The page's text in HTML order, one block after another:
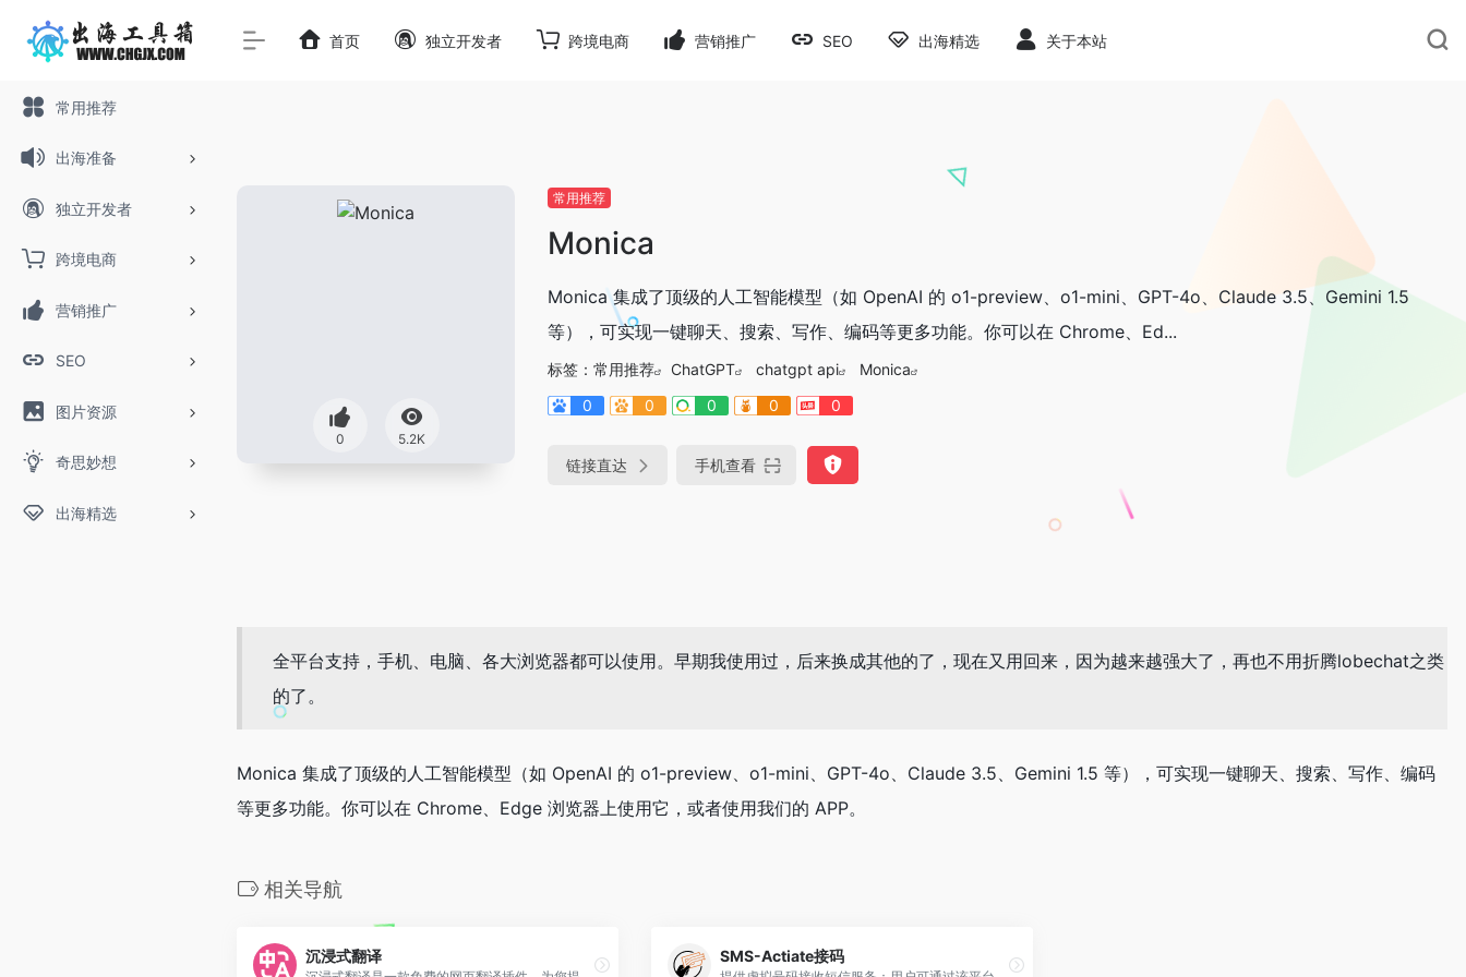
常用推荐
出海准备
独立开发者
跨境电商
营销推广
SEO
图片资源
奇思妙想
出海精选
首页 独立开发者 跨境电商 营销推广 SEO 出海精选 关于本站
0 5.2K
常用推荐
Monica
Monica 集成了顶级的人工智能模型（如 OpenAI 的 o1-preview、o1-mini、GPT-4o、Claude 3.5、Gemini 1.5
等），可实现一键聊天、搜索、写作、编码等更多功能。你可以在 Chrome、Ed...
标签： 常用推荐 ChatGPT chatgpt api
Monica
0
0 0 0 0
链接直达 手机查看
全平台支持，手机、电脑、各大浏览器都可以使用。早期我使用过，后来换成其他的了，现在又用回来，因为越来越强大了，再也不用折腾lobechat之类
的了。
Monica 集成了顶级的人工智能模型（如 OpenAI 的 o1-preview、o1-mini、GPT-4o、Claude 3.5、Gemini 1.5 等），可实现一键聊天、搜索、写作、编码
等更多功能。你可以在 Chrome、Edge 浏览器上使用它，或者使用我们的 APP。
相关导航
沉浸式翻译 SMS-Actiate接码